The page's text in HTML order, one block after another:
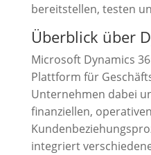
bereitstellen, testen
Überblick über
Microsoft Dynamics
Plattform für
Unternehmen dabei
finanziellen,
integriert